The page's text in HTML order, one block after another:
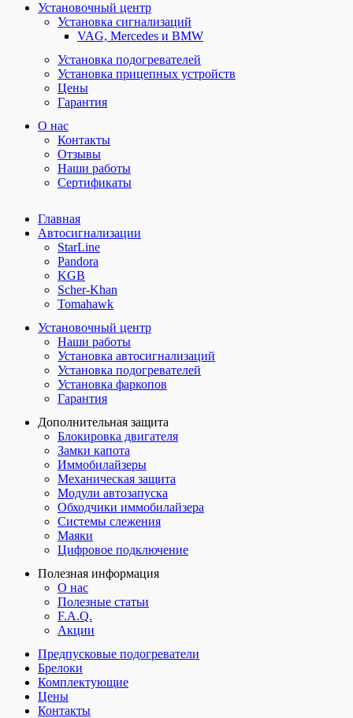
Установочный центр
Установка сигнализаций
VAG, Mercedes и BMW
Установка подогревателей
Установка прицепных устройств
Цены
Гарантия
О нас
Контакты
Отзывы
Наши работы
Сертификаты
Главная
Автосигнализации
StarLine
Pandora
KGB
Scher-Khan
Tomahawk
Установочный центр
Наши работы
Установка автосигнализаций
Установка подогревателей
Установка фаркопов
Гарантия
Дополнительная защита
Блокировка двигателя
Замки капота
Иммобилайзеры
Механическая защита
Модули автозапуска
Обходчики иммобилайзера
Системы слежения
Маяки
Цифровое подключение
Полезная информация
О нас
Полезные статьи
F.A.Q.
Акции
Предпусковые подогреватели
Брелоки
Комплектующие
Цены
Контакты